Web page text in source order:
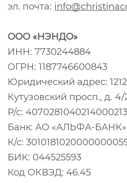
эл. почта:
ООО «НЭНДО»
ИНН: 7730244884
ОГРН: 1187746600843
Юридический адрес:
Кутузовский просп., д. 4/
Р/с:
Банк: АО «АЛЬФА-БАНК»
К/с:
БИК: 044525593
Код ОКВЭД: 46.45